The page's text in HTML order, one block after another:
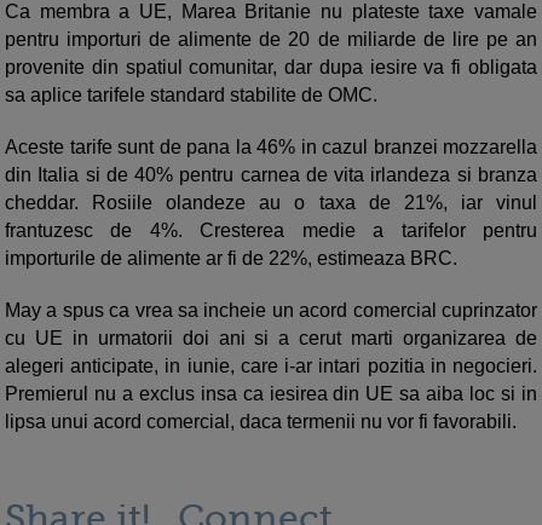
Ca membra a UE, Marea Britanie nu plateste taxe vamale
pentru importuri de alimente de 20 de miliarde de lire pe an
provenite din spatiul comunitar, dar dupa iesire va fi obligata
sa aplice tarifele standard stabilite de OMC.
Aceste tarife sunt de pana la 46% in cazul branzei mozzarella
din Italia si de 40% pentru carnea de vita irlandeza si branza
cheddar. Rosiile olandeze au o taxa de 21%, iar vinul
frantuzesc de 4%. Cresterea medie a tarifelor pentru
importurile de alimente ar fi de 22%, estimeaza BRC.
May a spus ca vrea sa incheie un acord comercial cuprinzator
cu UE in urmatorii doi ani si a cerut marti organizarea de
alegeri anticipate, in iunie, care i-ar intari pozitia in negocieri.
Premierul nu a exclus insa ca iesirea din UE sa aiba loc si in
lipsa unui acord comercial, daca termenii nu vor fi favorabili.